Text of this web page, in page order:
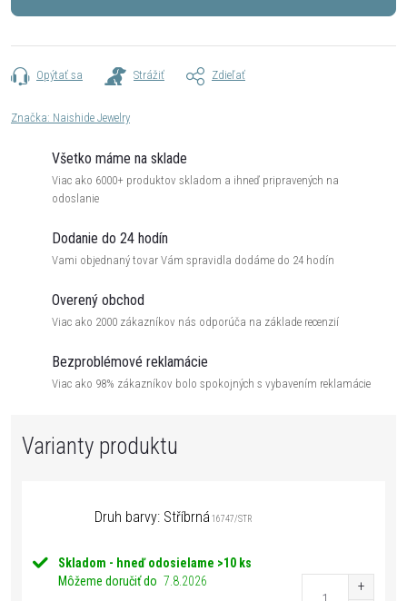
Opýtať sa Strážiť Zdieľať
Značka: Naishide Jewelry
Všetko máme na sklade
Viac ako 6000+ produktov skladom a ihneď pripravených na
odoslanie
Dodanie do 24 hodín
Vami objednaný tovar Vám spravidla dodáme do 24 hodín
Overený obchod
Viac ako 2000 zákazníkov nás odporúča na základe recenzií
Bezproblémové reklamácie
Viac ako 98% zákazníkov bolo spokojných s vybavením reklamácie
Druh barvy: Stříbrná 16747/STR
Skladom - hneď odosielame >10 ks
Môžeme doručiť do 7.8.2026